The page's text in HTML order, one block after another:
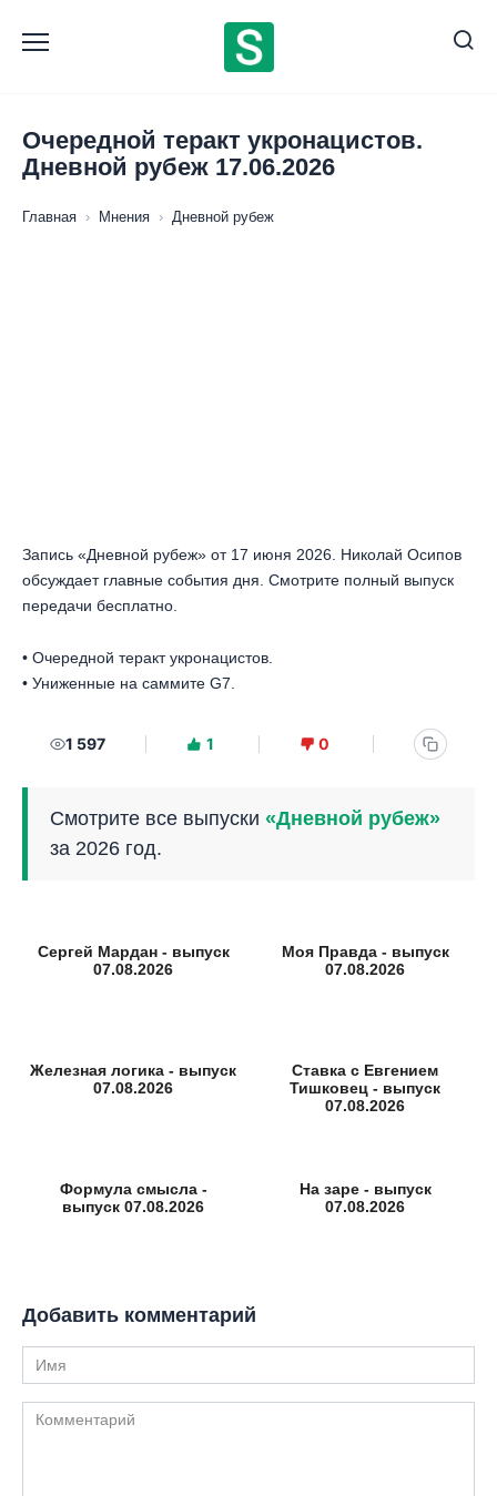
содержанию
Очередной теракт укронацистов.
Дневной рубеж 17.06.2026
Главная › Мнения › Дневной рубеж
Запись «Дневной рубеж» от 17 июня 2026. Николай Осипов
обсуждает главные события дня. Смотрите полный выпуск
передачи бесплатно.
• Очередной теракт укронацистов.
• Униженные на саммите G7.
1 597 1 0
Смотрите все выпуски «Дневной рубеж»
за 2026 год.
Сергей Мардан - выпуск
07.08.2026
Моя Правда - выпуск
07.08.2026
Железная логика - выпуск
07.08.2026
Ставка с Евгением
Тишковец - выпуск
07.08.2026
Формула смысла -
выпуск 07.08.2026
На заре - выпуск
07.08.2026
Добавить комментарий
Имя
Комментарий